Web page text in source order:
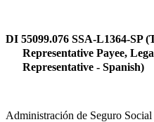
DI 55099.076 SSA-L1364-SP
Representative Payee,
Representative - Spanish)
Administración de Seguro Social